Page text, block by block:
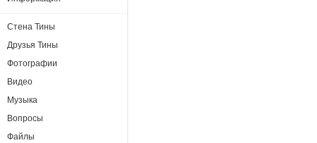
Стена Тины
Друзья Тины
Фотографии
Видео
Музыка
Вопросы
Файлы